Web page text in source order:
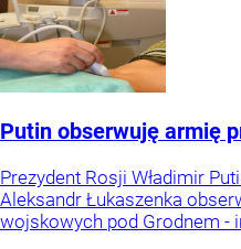
Putin obserwuję armię
Prezydent Rosji Władimir
Aleksandr Łukaszenka
wojskowych pod Grodnem -